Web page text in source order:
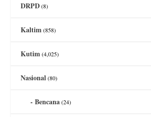
DRPD(8)
Kaltim(858)
Kutim(4,025)
Nasional(80)
Bencana(24)